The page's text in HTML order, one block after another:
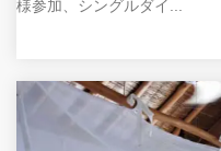
様参加、シングルダイ...